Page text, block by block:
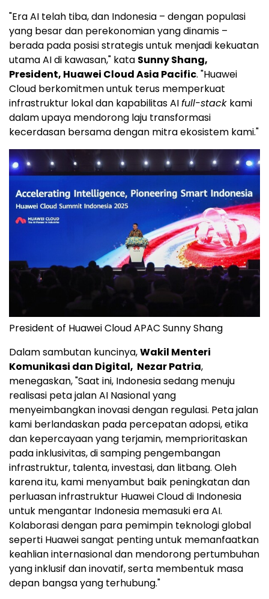
"Era AI telah tiba, dan Indonesia – dengan populasi
yang besar dan perekonomian yang dinamis –
berada pada posisi strategis untuk menjadi kekuatan
utamaAI di kawasan," kata Sunny Shang,
President, Huawei Cloud Asia Pacific. "Huawei
Cloud berkomitmen untuk terus memperkuat
infrastruktur lokal dan kapabilitas AIfull-stack kami
dalam upaya mendorong laju transformasi
kecerdasan bersama dengan mitra ekosistem kami."
President of Huawei Cloud APAC Sunny Shang
Dalam sambutan kuncinya,Wakil Menteri
Komunikasi dan Digital, Nezar Patria,
menegaskan, "Saat ini, Indonesia sedang menuju
realisasi peta jalan AI Nasional yang
menyeimbangkan inovasi dengan regulasi. Peta jalan
kami berlandaskan pada percepatan adopsi, etika
dan kepercayaan yang terjamin, memprioritaskan
pada inklusivitas, di samping pengembangan
infrastruktur, talenta, investasi, dan litbang. Oleh
karena itu, kami menyambut baik peningkatan dan
perluasan infrastruktur Huawei Cloud di Indonesia
untuk mengantar Indonesia memasuki era AI.
Kolaborasi dengan para pemimpin teknologi global
seperti Huawei sangat penting untuk memanfaatkan
keahlian internasional dan mendorong pertumbuhan
yang inklusif dan inovatif, serta membentuk masa
depan bangsa yang terhubung."